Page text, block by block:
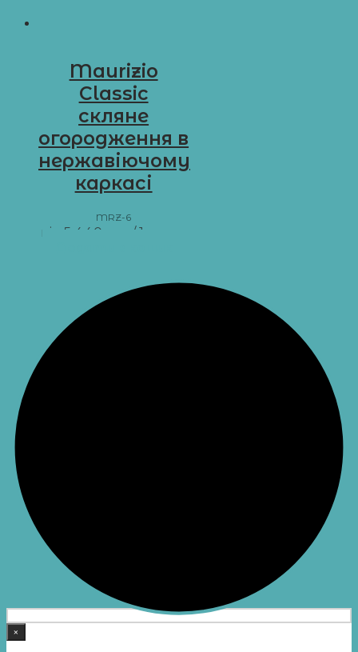
Maurizio
Classic
скляне
огородження в
нержавіючому
каркасі
MRZ-6
від 5 440
/ 1 м пог.
×